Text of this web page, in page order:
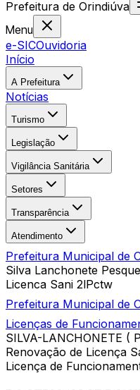
Prefeitura de Orindiúva
Menu
e-SICOuvidoria
Início
A Prefeitura
Notícias
Turismo
Legislação
Vigilância Sanitária
Setores
Transparência
Atendimento
Prefeitura Municipal de
Silva Lanchonete
Licenca Sani 2lPctw
Prefeitura Municipal de
Licenças de
SILVA-LANCHONETE (
Renovação de Licença
Licença de